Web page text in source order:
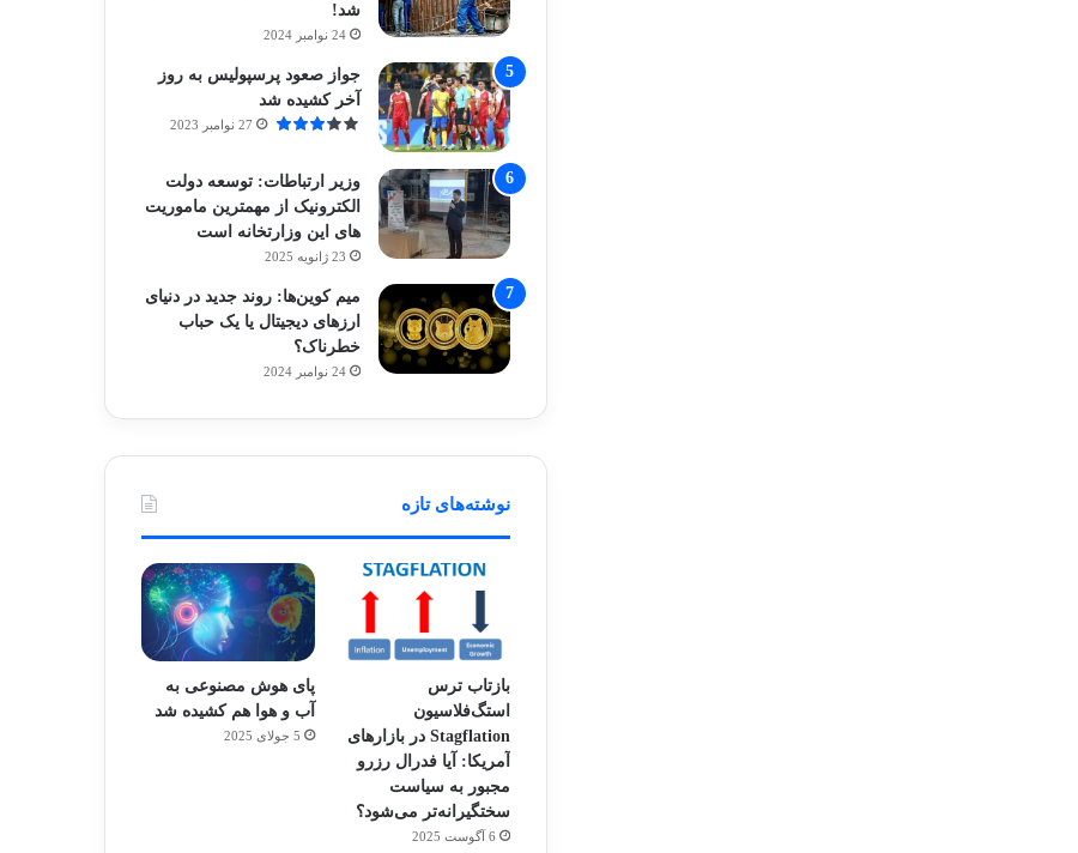
شد!
24 نوامبر 2024
جواز صعود پرسپولیس به روز
آخر کشیده شد
27 نوامبر 2023
وزیر ارتباطات: توسعه دولت
الکترونیک از مهمترین ماموریت
های این وزارتخانه است
23 ژانویه 2025
میم کوین‌ها: روند جدید در دنیای
ارزهای دیجیتال یا یک حباب
خطرناک؟
24 نوامبر 2024
نوشته‌های تازه
بازتاب ترس
استگ‌فلاسیون
Stagflation در بازارهای
آمریکا: آیا فدرال رزرو
مجبور به سیاست
سختگیرانه‌تر می‌شود؟
6 آگوست 2025
پای هوش مصنوعی به
آب و هوا هم کشیده شد
5 جولای 2025